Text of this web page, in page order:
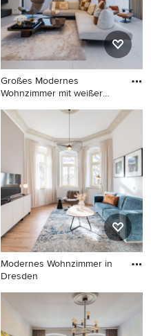
Großes Modernes
Wohnzimmer mit weißer
Großes Modernes
Wohnzimmer mit weißer
Wandfarbe, Multimediawand
und grauem Boden in
München
Modernes Wohnzimmer in
Dresden
Modernes Wohnzimmer in